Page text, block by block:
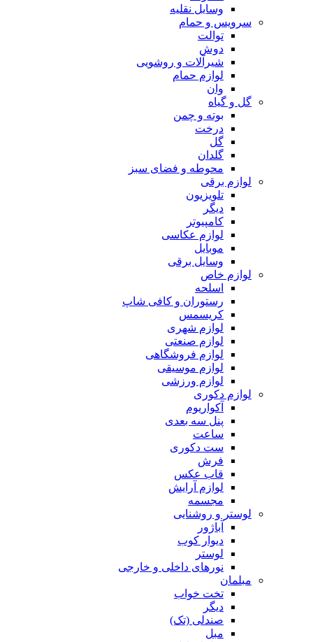
وسایل نقلیه
سرویس و حمام
توالت
دوش
شیرآلات و روشویی
لوازم حمام
وان
گل و گیاه
بوته و چمن
درخت
گل
گلدان
محوطه و فضای سبز
لوازم برقی
تلویزیون
دیگر
کامپیوتر
لوازم عکاسی
موبایل
وسایل برقی
لوازم خاص
اسلحه
رستوران و کافی شاپ
کریسمس
لوازم شهری
لوازم صنعتی
لوازم فروشگاهی
لوازم موسیقی
لوازم ورزشی
لوازم دکوری
آکواریوم
پنل سه بعدی
ساعت
ست دکوری
فرش
قاب عکس
لوازم آرایش
مجسمه
لوستر و روشنایی
آباژور
دیوار کوب
لوستر
نورهای داخلی و خارجی
مبلمان
تخت خواب
دیگر
صندلی (تک)
مبل